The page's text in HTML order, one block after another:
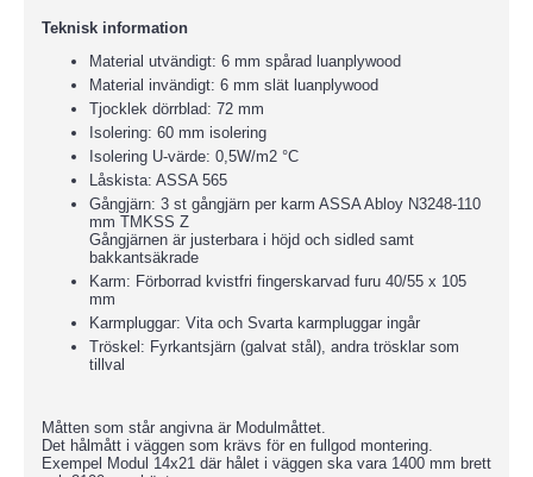
Teknisk information
Material utvändigt: 6 mm spårad luanplywood
Material invändigt: 6 mm slät luanplywood
Tjocklek dörrblad: 72 mm
Isolering: 60 mm isolering
Isolering U-värde: 0,5W/m2 °C
Låskista: ASSA 565
Gångjärn: 3 st gångjärn per karm ASSA Abloy N3248-110
mm TMKSS Z
Gångjärnen är justerbara i höjd och sidled samt
bakkantsäkrade
Karm: Förborrad kvistfri fingerskarvad furu 40/55 x 105
mm
Karmpluggar: Vita och Svarta karmpluggar ingår
Tröskel: Fyrkantsjärn (galvat stål), andra trösklar som
tillval
Måtten som står angivna är Modulmåttet.
Det hålmått i väggen som krävs för en fullgod montering.
Exempel Modul 14x21 där hålet i väggen ska vara 1400 mm brett